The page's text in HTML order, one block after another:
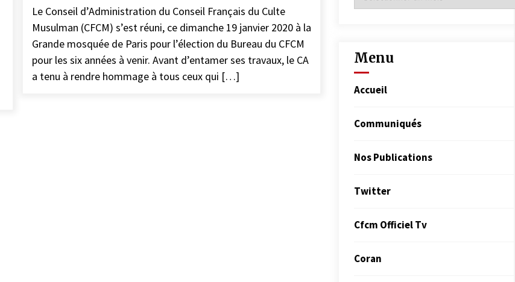
Le Conseil d’Administration du Conseil Français du Culte
Musulman (CFCM) s’est réuni, ce dimanche 19 janvier 2020 à la
Grande mosquée de Paris pour l’élection du Bureau du CFCM
pour les six années à venir. Avant d’entamer ses travaux, le CA
a tenu à rendre hommage à tous ceux qui […]
Menu
Accueil
Communiqués
Nos Publications
Twitter
Cfcm Officiel Tv
Coran